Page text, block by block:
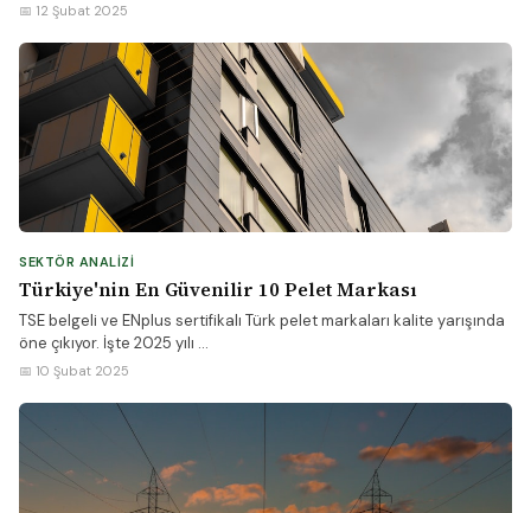
📅 12 Şubat 2025
SEKTÖR ANALIZI
Türkiye'nin En Güvenilir 10 Pelet Markası
TSE belgeli ve ENplus sertifikalı Türk pelet markaları kalite yarışında
öne çıkıyor. İşte 2025 yılı ...
📅 10 Şubat 2025